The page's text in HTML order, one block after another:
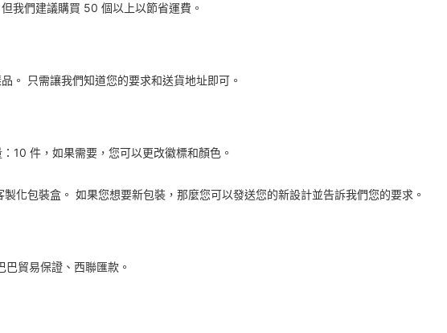
我們建議購買 50 個以上以節省運費。
。 只需讓我們知道您的要求和送貨地址即可。
10 件，如果需要，您可以更改徽標和顏色。
化包裝盒。 如果您想要新包裝，那麼您可以發送您的新設計並告訴我們您的要求。
貿易保證、西聯匯款。